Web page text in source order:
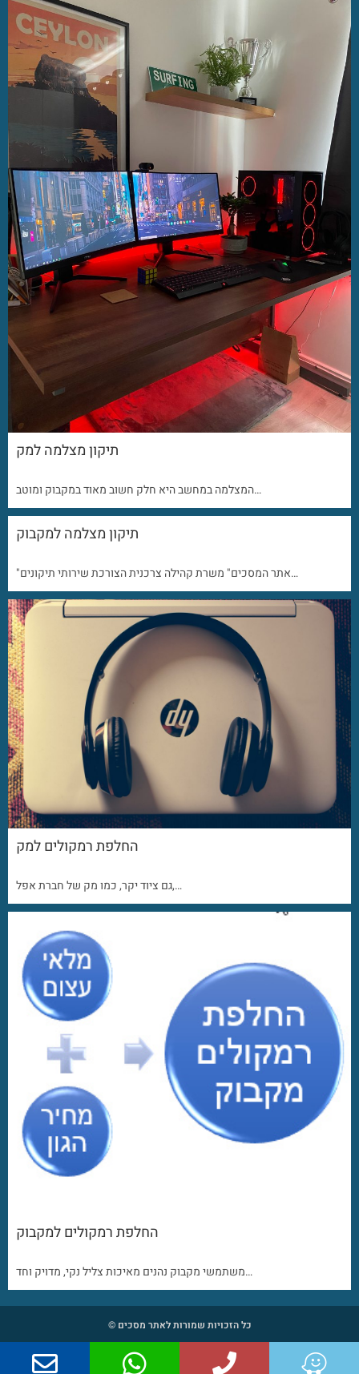
תיקון מצלמה למק
המצלמה במחשב היא חלק חשוב מאוד במקבוק ומוטב…
תיקון מצלמה למקבוק
"אתר המסכים" משרת קהילה צרכנית הצורכת שירותי תיקונים…
החלפת רמקולים למק
גם ציוד יקר, כמו מק של חברת אפל,…
החלפת רמקולים למקבוק
משתמשי מקבוק נהנים מאיכות צליל נקי, מדויק וחד…
כל הזכויות שמורות לאתר מסכים ©